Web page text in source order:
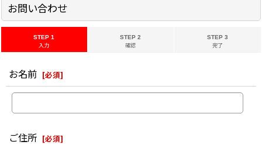
お問い合わせ
STEP 1
入力
STEP 2
確認
STEP 3
完了
お名前 [必須]
ご住所 [必須]